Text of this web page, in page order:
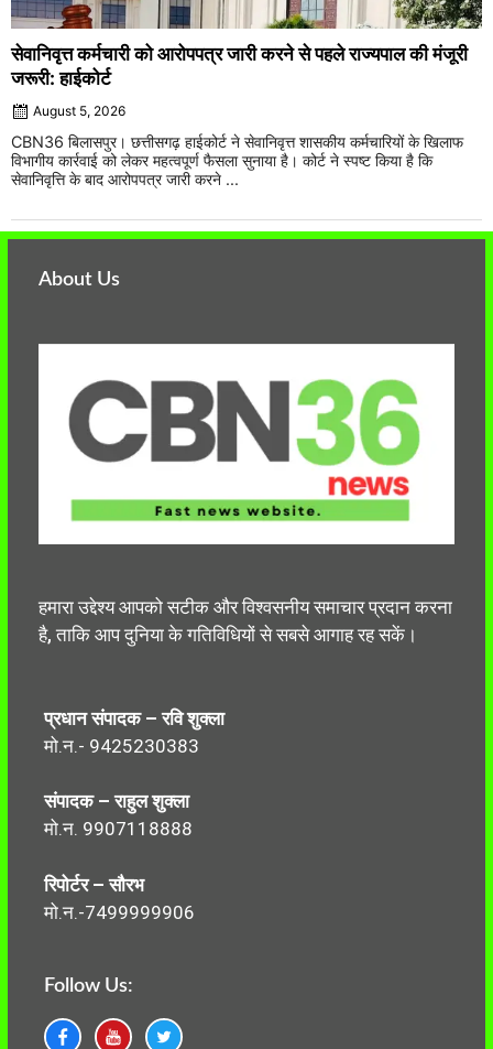
सेवानिवृत्त कर्मचारी को आरोपपत्र जारी करने से पहले राज्यपाल की मंजूरी
जरूरी: हाईकोर्ट
August 5, 2026
CBN36 बिलासपुर। छत्तीसगढ़ हाईकोर्ट ने सेवानिवृत्त शासकीय कर्मचारियों के खिलाफ
विभागीय कार्रवाई को लेकर महत्वपूर्ण फैसला सुनाया है। कोर्ट ने स्पष्ट किया है कि
सेवानिवृत्ति के बाद आरोपपत्र जारी करने ...
About Us
हमारा उद्देश्य आपको सटीक और विश्वसनीय समाचार प्रदान करना
है, ताकि आप दुनिया के गतिविधियों से सबसे आगाह रह सकें।
प्रधान संपादक – रवि शुक्ला
मो.न.- 9425230383
संपादक – राहुल शुक्ला
मो.न. 9907118888
रिपोर्टर – सौरभ
मो.न.-7499999906
Follow Us: